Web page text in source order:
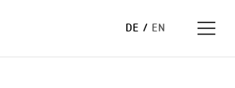
DE / EN